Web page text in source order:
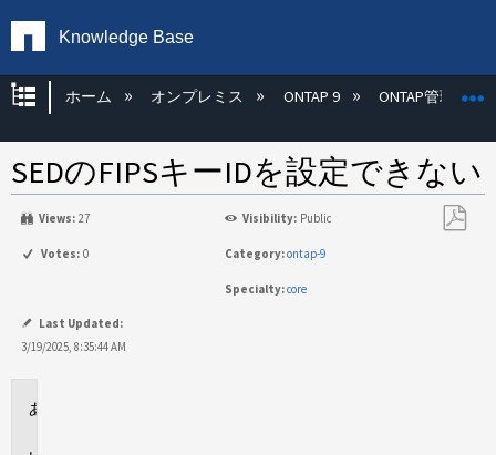
Knowledge Base
グローバル階層を展開/折りたたむ
ホーム オンプレミス ONTAP 9 ONTAP管理
SEDのFIPSキーIDを設定できない
Views: 27 Visibility: Public
Votes: 0 Category:ontap-9
Specialty:core
Last Updated:
3/19/2025, 8:35:44 AM